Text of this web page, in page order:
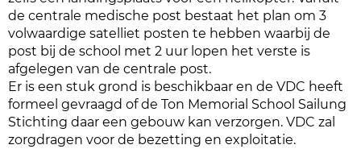
de centrale medische post bestaat het plan om 3
volwaardige satelliet posten te hebben waarbij de
post bij de school met 2 uur lopen het verste is
afgelegen van de centrale post.
Er is een stuk grond is beschikbaar en de VDC heeft
formeel gevraagd of de Ton Memorial School Sailung
Stichting daar een gebouw kan verzorgen. VDC zal
zorgdragen voor de bezetting en exploitatie.